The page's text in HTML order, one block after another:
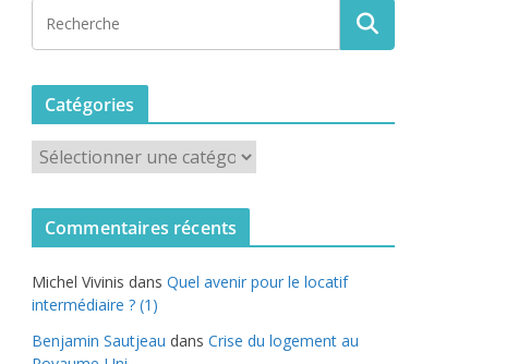
Catégories
a
t
o
r
i
Commentaires récents
Michel Vivinis dans Quel avenir pour le locatif
intermédiaire ? (1)
Benjamin Sautjeau dans Crise du logement au